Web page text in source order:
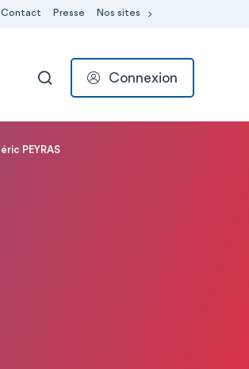
Contact Presse Nos sites
RECHERCHER
Connexion
PEYRAS